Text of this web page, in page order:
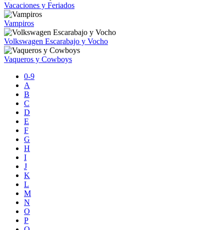
Vacaciones y Feriados
Vampiros
Volkswagen Escarabajo y Vocho
Vaqueros y Cowboys
0-9
A
B
C
D
E
F
G
H
I
J
K
L
M
N
O
P